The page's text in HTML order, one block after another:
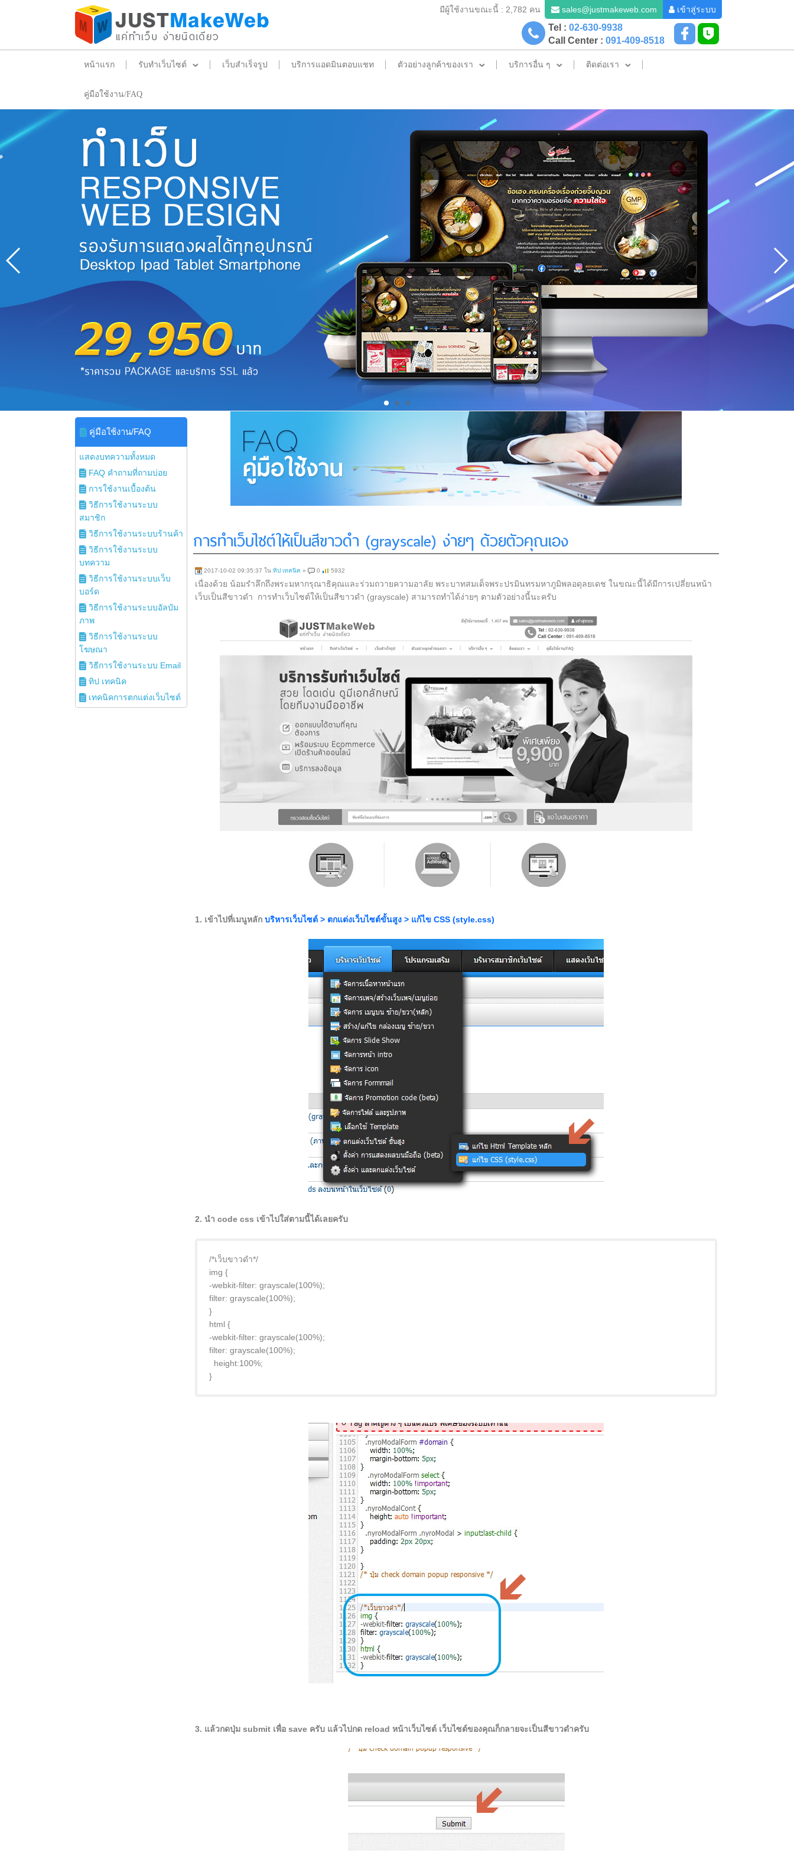
sales@justmakeweb.com เข้าสู่ระบบ
มีผู้ใช้งานขณะนี้ : 2,782 คน
Tel : 02-630-9938
Call Center : 091-409-8518
หน้าแรก รับทำเว็บไซต์ เว็บสำเร็จรูป บริการแอดมินตอบแชท ตัวอย่างลูกค้าของเรา บริการอื่น ๆ ติดต่อเรา
คู่มือใช้งาน/FAQ
คู่มือใช้งาน/FAQ
แสดงบทความทั้งหมด
FAQ คำถามที่ถามบ่อย
การใช้งานเบื้องต้น
วิธีการใช้งานระบบ
สมาชิก
วิธีการใช้งานระบบร้านค้า
วิธีการใช้งานระบบ
บทความ
วิธีการใช้งานระบบเว็บ
บอร์ด
วิธีการใช้งานระบบอัลบัม
ภาพ
วิธีการใช้งานระบบ
โฆษณา
วิธีการใช้งานระบบ Email
ทิป เทคนิค
เทคนิคการตกแต่งเว็บไซต์
การทำเว็บไซต์ให้เป็นสีขาวดำ (grayscale) ง่ายๆ ด้วยตัวคุณเอง
2017-10-02 09:35:37 ใน ทิป เทคนิค » 0 5932
เนื่องด้วย น้อมรำลึกถึงพระมหากรุณาธิคุณและร่วมถวายความอาลัย พระบาทสมเด็จพระปรมินทรมหาภูมิพลอดุลยเดช ในขณะนี้ได้มีการเปลี่ยนหน้า
เว็บเป็นสีขาวดำ การทำเว็บไซต์ให้เป็นสีขาวดำ (grayscale) สามารถทำได้ง่ายๆ ตามตัวอย่างนี้นะครับ
1. เข้าไปที่เมนูหลัก บริหารเว็บไซต์ > ตกแต่งเว็บไซต์ขั้นสูง > แก้ไข CSS (style.css)
2. นำ code css เข้าไปใส่ตามนี้ได้เลยครับ
/*เว็บขาวดำ*/
img {
-webkit-filter: grayscale(100%);
filter: grayscale(100%);
}
html {
-webkit-filter: grayscale(100%);
filter: grayscale(100%);
height:100%;
}
3. แล้วกดปุ่ม submit เพื่อ save ครับ แล้วไปกด reload หน้าเว็บไซต์ เว็บไซต์ของคุณก็กลายจะเป็นสีขาวดำครับ